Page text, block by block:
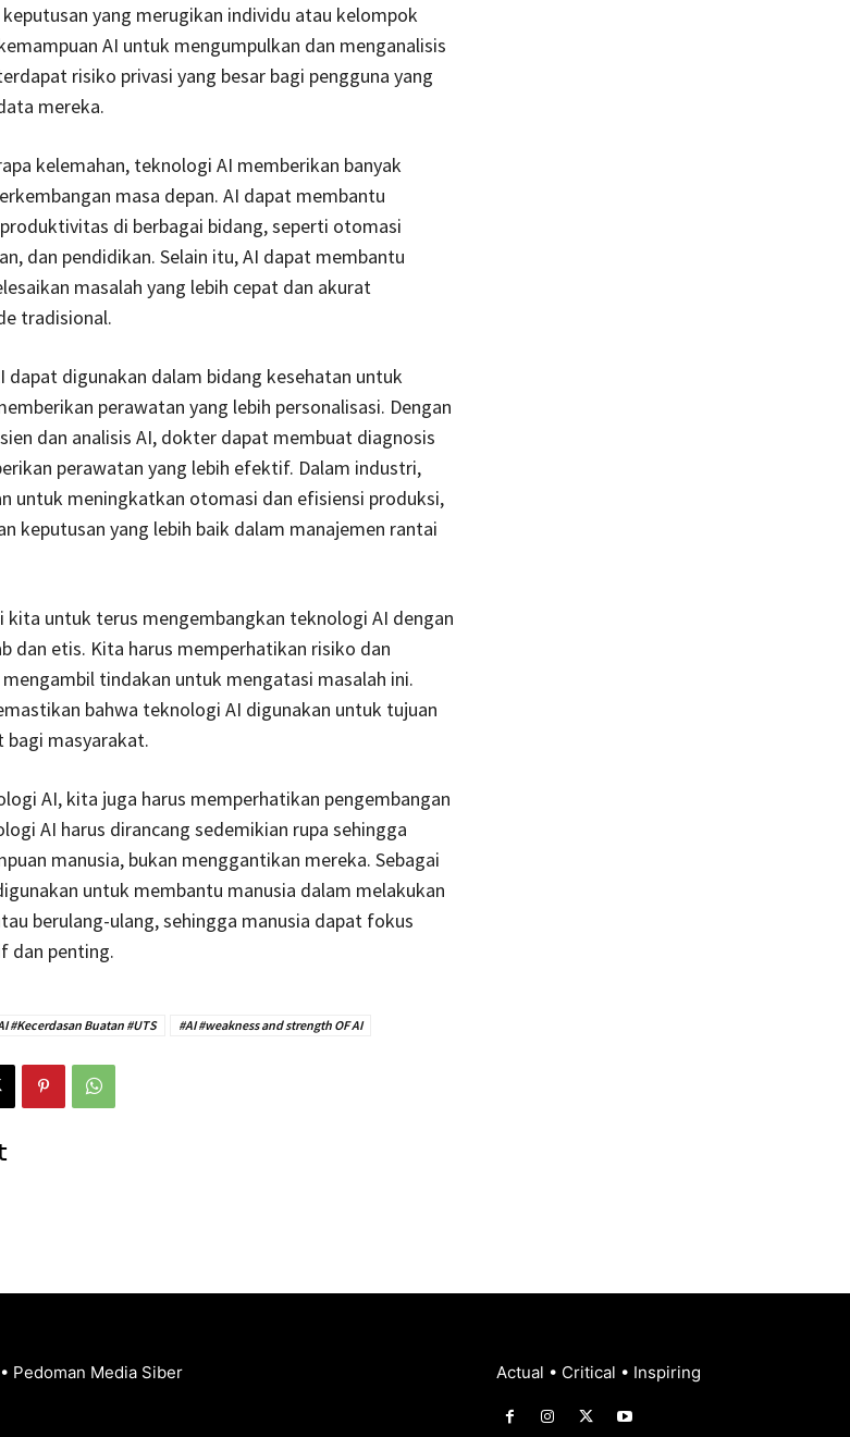
yang merugikan individu atau kelompok
AI untuk mengumpulkan dan menganalisis
risiko privasi yang besar bagi pengguna yang
mereka.
kelemahan, teknologi AI memberikan banyak
masa depan. AI dapat membantu
di berbagai bidang, seperti otomasi
dan pendidikan. Selain itu, AI dapat membantu
masalah yang lebih cepat dan akurat
tradisional.
dapat digunakan dalam bidang kesehatan untuk
perawatan yang lebih personalisasi. Dengan
dan analisis AI, dokter dapat membuat diagnosis
perawatan yang lebih efektif. Dalam industri,
untuk meningkatkan otomasi dan efisiensi produksi,
keputusan yang lebih baik dalam manajemen rantai
kita untuk terus mengembangkan teknologi AI dengan
dan etis. Kita harus memperhatikan risiko dan
tindakan untuk mengatasi masalah ini.
bahwa teknologi AI digunakan untuk tujuan
masyarakat.
AI, kita juga harus memperhatikan pengembangan
AI harus dirancang sedemikian rupa sehingga
manusia, bukan menggantikan mereka. Sebagai
untuk membantu manusia dalam melakukan
berulang-ulang, sehingga manusia dapat fokus
dan penting.
#Kecerdasan Buatan #UTS #AI #weakness and strength OF AI
• Pedoman Media Siber Actual • Critical • Inspiring